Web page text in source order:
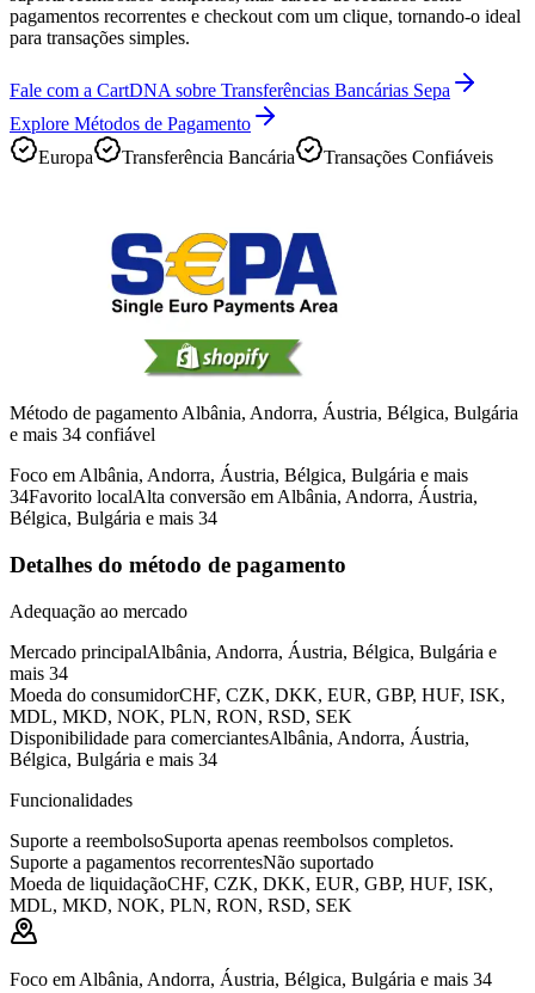
pagamentos recorrentes e checkout com um clique, tornando-o ideal
para transações simples.
Fale com a CartDNA sobre Transferências Bancárias Sepa
Explore Métodos de Pagamento
Europa
Transferência Bancária Transações Confiáveis
Método de pagamento Albânia, Andorra, Áustria, Bélgica, Bulgária
e mais 34 confiável
Foco em Albânia, Andorra, Áustria, Bélgica, Bulgária e mais
34Favorito localAlta conversão em Albânia, Andorra, Áustria,
Bélgica, Bulgária e mais 34
Detalhes do método de pagamento
Adequação ao mercado
Mercado principalAlbânia, Andorra, Áustria, Bélgica, Bulgária e
mais 34
Moeda do consumidorCHF, CZK, DKK, EUR, GBP, HUF, ISK,
MDL, MKD, NOK, PLN, RON, RSD, SEK
Disponibilidade para comerciantesAlbânia, Andorra, Áustria,
Bélgica, Bulgária e mais 34
Funcionalidades
Suporte a reembolsoSuporta apenas reembolsos completos.
Suporte a pagamentos recorrentesNão suportado
Moeda de liquidaçãoCHF, CZK, DKK, EUR, GBP, HUF, ISK,
MDL, MKD, NOK, PLN, RON, RSD, SEK
Foco em Albânia, Andorra, Áustria, Bélgica, Bulgária e mais 34